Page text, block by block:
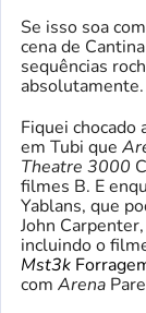
Se isso soa
cena de Cantina
sequências
absolutamente.
Fiquei chocado
em Tubi que
Theatre 3000
filmes B. E
Yablans, que
John
incluindo o
Mst3k
com Arena